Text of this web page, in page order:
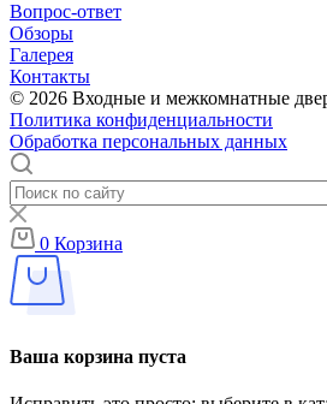
Вопрос-ответ
Обзоры
Галерея
Контакты
© 2026 Входные и межкомнатные
Политика конфиденциальности
Обработка персональных данных
0 Корзина
Ваша корзина пуста